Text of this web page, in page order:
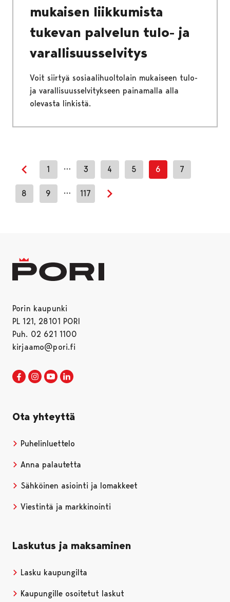
mukaisen liikkumista
tukevan palvelun tulo- ja
varallisuusselvitys
Voit siirtyä sosiaalihuoltolain mukaiseen tulo-
ja varallisuusselvitykseen painamalla alla
olevasta linkistä.
Edellinen sivu
1 … 3 4 5 6 7
8 9 … 117
Seuraava sivu
Porin kaupunki
PL 121, 28101 PORI
Puh. 02 621 1100
kirjaamo@pori.fi
Porin kaupunki Facebookissa
Avautuu uudessa välilehdessä
Porin kaupunki Instagramissa
Avautuu uudessa välilehdessä
Porin kaupunki Youtubessa
Avautuu uudessa välilehdessä
Ota yhteyttä
Puhelinluettelo
Anna palautetta
Sähköinen asiointi ja lomakkeet
Viestintä ja markkinointi
Laskutus ja maksaminen
Lasku kaupungilta
Kaupungille osoitetut laskut